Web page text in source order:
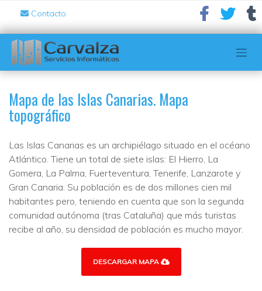
Contacto
Mapa de las Islas Canarias. Mapa
topográfico
Las Islas Canarias es un archipiélago situado en el océano
Atlántico. Tiene un total de siete islas: El Hierro, La
Gomera, La Palma, Fuerteventura, Tenerife, Lanzarote y
Gran Canaria. Su población es de dos millones cien mil
habitantes pero, teniendo en cuenta que son la segunda
comunidad autónoma (tras Cataluña) que más turistas
recibe al año, su densidad de población es mucho mayor.
DESCARGAR MAPA